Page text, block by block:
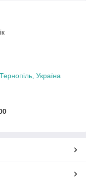
Україна